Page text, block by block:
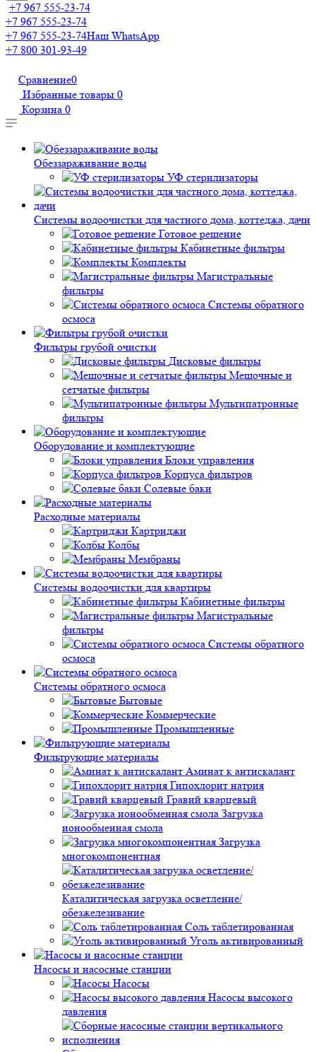
+7 967 555-23-74
+7 967 555-23-74
+7 967 555-23-74Наш WhatsApp
+7 800 301-93-49
Сравнение0
Избранные товары 0
Корзина 0
Обеззараживание воды
УФ стерилизаторы
Системы водоочистки для частного дома, коттеджа, дачи
Готовое решение
Кабинетные фильтры
Комплекты
Магистральные
фильтры
Системы обратного
осмоса
Фильтры грубой очистки
Дисковые фильтры
Мешочные и
сетчатые фильтры
Мультипатронные
фильтры
Оборудование и комплектующие
Блоки управления
Корпуса фильтров
Солевые баки
Расходные материалы
Картриджи
Колбы
Мембраны
Системы водоочистки для квартиры
Кабинетные фильтры
Магистральные
фильтры
Системы обратного
осмоса
Системы обратного осмоса
Бытовые
Коммерческие
Промышленные
Фильтрующие материалы
Аминат к антискалант
Гипохлорит натрия
Гравий кварцевый
Загрузка
ионообменная смола
Загрузка
многокомпонентная
Каталитическая загрузка осветление/
обезжелезивание
Соль таблетированная
Уголь активированный
Насосы и насосные станции
Насосы
Насосы высокого
давления